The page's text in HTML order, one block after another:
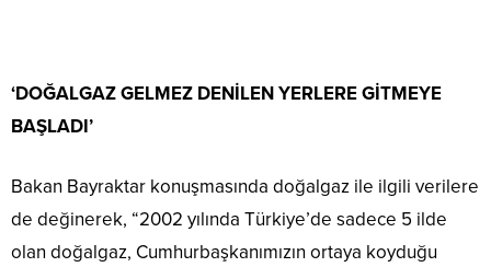
‘DOĞALGAZ GELMEZ DENİLEN YERLERE GİTMEYE
BAŞLADI’
Bakan Bayraktar konuşmasında doğalgaz ile ilgili verilere
de değinerek, “2002 yılında Türkiye’de sadece 5 ilde
olan doğalgaz, Cumhurbaşkanımızın ortaya koyduğu